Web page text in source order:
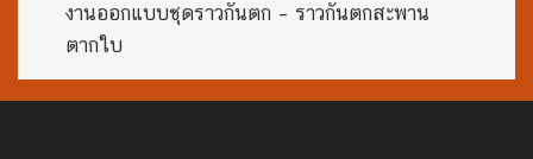
งานออกแบบชุดราวกันตก – ราวกันตกสะพาน
ตากใบ